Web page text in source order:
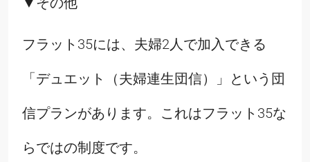
フラット35には、夫婦2人で加入できる
「デュエット（夫婦連生団信）」という団
信プランがあります。これはフラット35な
らではの制度です。